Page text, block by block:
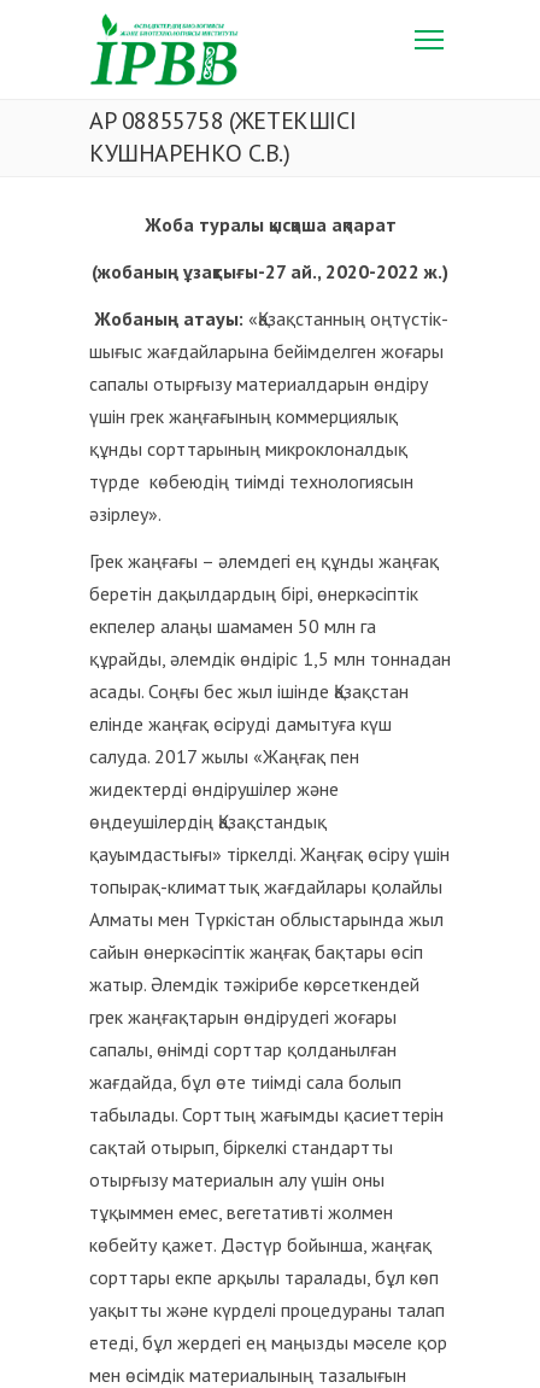
АР 08855758 (ЖЕТЕКШІСІ
КУШНАРЕНКО С.В.)
Жоба туралы қысқаша ақпарат
(жобаның ұзақтығы-27 ай., 2020-2022 ж.)
Жобаның атауы: «Қазақстанның оңтүстік-
шығыс жағдайларына бейімделген жоғары
сапалы отырғызу материалдарын өндіру
үшін грек жаңғағының коммерциялық
құнды сорттарының микроклоналдық
түрде көбеюдің тиімді технологиясын
әзірлеу».
Грек жаңғағы – әлемдегі ең құнды жаңғақ
беретін дақылдардың бірі, өнеркәсіптік
екпелер алаңы шамамен 50 млн га
құрайды, әлемдік өндіріс 1,5 млн тоннадан
асады. Соңғы бес жыл ішінде Қазақстан
елінде жаңғақ өсіруді дамытуға күш
салуда. 2017 жылы «Жаңғақ пен
жидектерді өндірушілер және
өңдеушілердің Қазақстандық
қауымдастығы» тіркелді. Жаңғақ өсіру үшін
топырақ-климаттық жағдайлары қолайлы
Алматы мен Түркістан облыстарында жыл
сайын өнеркәсіптік жаңғақ бақтары өсіп
жатыр. Әлемдік тәжірибе көрсеткендей
грек жаңғақтарын өндірудегі жоғары
сапалы, өнімді сорттар қолданылған
жағдайда, бұл өте тиімді сала болып
табылады. Сорттың жағымды қасиеттерін
сақтай отырып, біркелкі стандартты
отырғызу материалын алу үшін оны
тұқыммен емес, вегетативті жолмен
көбейту қажет. Дәстүр бойынша, жаңғақ
сорттары екпе арқылы таралады, бұл көп
уақытты және күрделі процедураны талап
етеді, бұл жердегі ең маңызды мәселе қор
мен өсімдік материалының тазалығын